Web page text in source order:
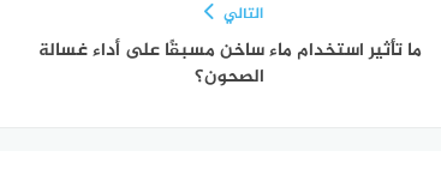
التالي
ما تأثير استخدام ماء ساخن مسبقًا على أداء غسالة
الصحون؟